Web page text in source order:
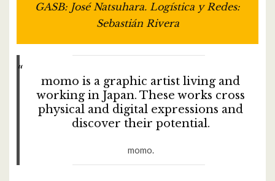
GASB: José Natsuhara. Logística y Redes:
Sebastián Rivera
momo is a graphic artist living and
working in Japan. These works cross
physical and digital expressions and
discover their potential.
momo.